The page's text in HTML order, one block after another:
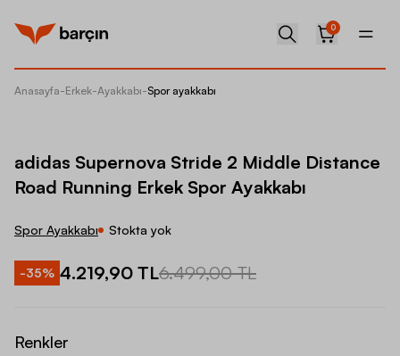
0
Anasayfa-Erkek-Ayakkabı-Spor ayakkabı
adidas Supernova Stride 2 Middle Distance
Road Running Erkek Spor Ayakkabı
Spor Ayakkabı Stokta yok
-35% 4.219,90 TL6.499,00 TL
Renkler